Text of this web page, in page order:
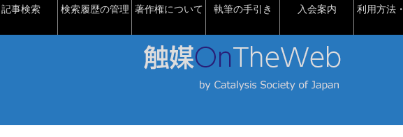
記事検索 検索履歴の管理 著作権について 執筆の手引き 入会案内 利用方法